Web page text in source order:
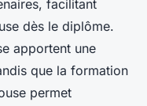
facilitant
dès le diplôme.
apportent une
que la formation
permet